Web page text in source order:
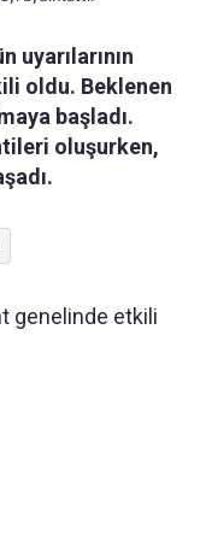
uyarılarının
oldu. Beklenen
başladı.
oluşurken,
genelinde etkili